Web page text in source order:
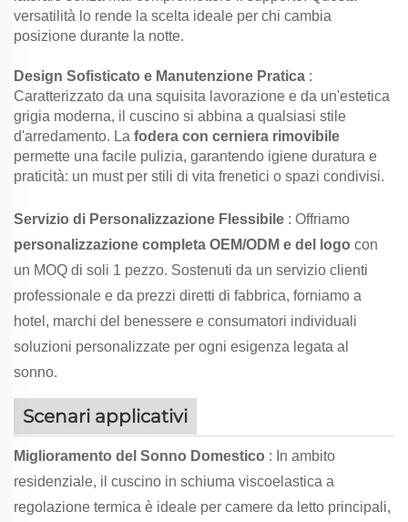
versatilità lo rende la scelta ideale per chi cambia
posizione durante la notte.
Design Sofisticato e Manutenzione Pratica :
Caratterizzato da una squisita lavorazione e da un'estetica
grigia moderna, il cuscino si abbina a qualsiasi stile
d'arredamento. La fodera con cerniera rimovibile
permette una facile pulizia, garantendo igiene duratura e
praticità: un must per stili di vita frenetici o spazi condivisi.
Servizio di Personalizzazione Flessibile : Offriamo
personalizzazione completa OEM/ODM e del logo con
un MOQ di soli 1 pezzo. Sostenuti da un servizio clienti
professionale e da prezzi diretti di fabbrica, forniamo a
hotel, marchi del benessere e consumatori individuali
soluzioni personalizzate per ogni esigenza legata al
sonno.
Scenari applicativi
Miglioramento del Sonno Domestico : In ambito
residenziale, il cuscino in schiuma viscoelastica a
regolazione termica è ideale per camere da letto principali,